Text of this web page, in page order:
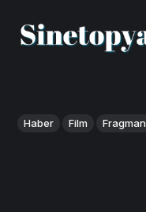
Haber Film Fragman